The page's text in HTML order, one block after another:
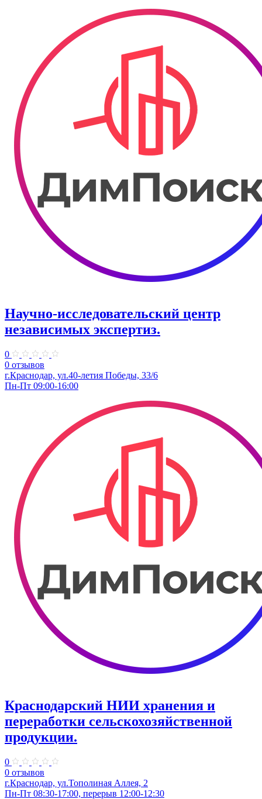
Научно-исследовательский центр
независимых экспертиз.
0
0 отзывов
г.Краснодар, ​ул.40-летия Победы, 33/6
Пн-Пт 09:00-16:00
Краснодарский НИИ хранения и
переработки сельскохозяйственной
продукции.
0
0 отзывов
г.Краснодар, ул.Тополиная Аллея, 2
Пн-Пт 08:30-17:00, перерыв 12:00-12:30